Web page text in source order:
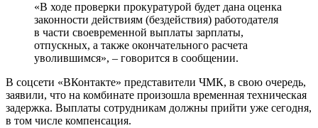
«В ходе проверки прокуратурой будет дана оценка
законности действиям (бездействия) работодателя
в части своевременной выплаты зарплаты,
отпускных, а также окончательного расчета
уволившимся», – говорится в сообщении.
В соцсети «ВКонтакте» представители ЧМК, в свою очередь,
заявили, что на комбинате произошла временная техническая
задержка. Выплаты сотрудникам должны прийти уже сегодня,
в том числе компенсация.